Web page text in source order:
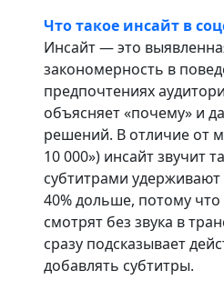
Что такое инсайт в
Инсайт — это
закономерность в
предпочтениях
объясняет «почему» и
решений. В отличие от
10 000») инсайт звучит
субтитрами
40% дольше, потому что
смотрят без звука в
сразу подсказывает
добавлять субтитры.